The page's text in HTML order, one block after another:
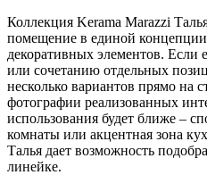
Коллекция Kerama Marazzi
помещение в единой
декоративных элементов. Если
или сочетанию отдельных
несколько вариантов прямо на
фотографии реализованных
использования будет ближе –
комнаты или акцентная зона
Талья дает возможность
линейке.